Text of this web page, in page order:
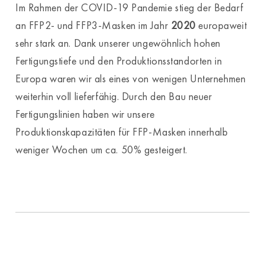
Im Rahmen der COVID-19 Pandemie stieg der Bedarf
an FFP2- und FFP3-Masken im Jahr 2020 europaweit
sehr stark an. Dank unserer ungewöhnlich hohen
Fertigungstiefe und den Produktionsstandorten in
Europa waren wir als eines von wenigen Unternehmen
weiterhin voll lieferfähig. Durch den Bau neuer
Fertigungslinien haben wir unsere
Produktionskapazitäten für FFP-Masken innerhalb
weniger Wochen um ca. 50% gesteigert.